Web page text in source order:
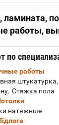
ламината,
по
работы
Стяжка пола
натяжные